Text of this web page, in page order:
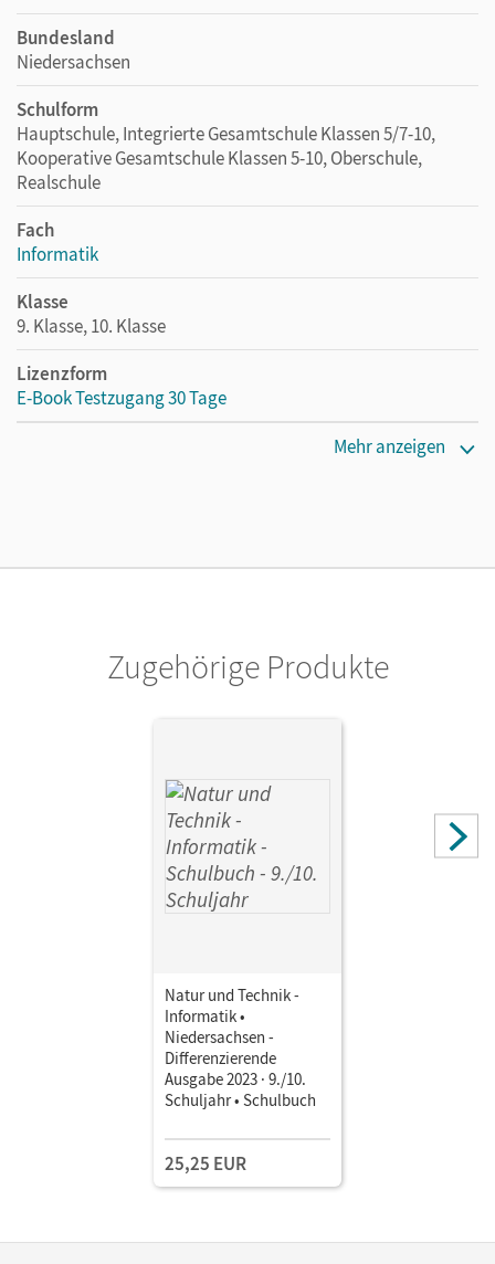
Bundesland
Niedersachsen
Schulform
Hauptschule, Integrierte Gesamtschule Klassen 5/7-10,
Kooperative Gesamtschule Klassen 5-10, Oberschule,
Realschule
Fach
Informatik
Klasse
9. Klasse, 10. Klasse
Lizenzform
E-Book Testzugang 30 Tage
Mehr anzeigen
Zugehörige Produkte
Natur und Technik -
Informatik •
Niedersachsen -
Differenzierende
Ausgabe 2023 · 9./10.
Schuljahr • Schulbuch
25,25 EUR